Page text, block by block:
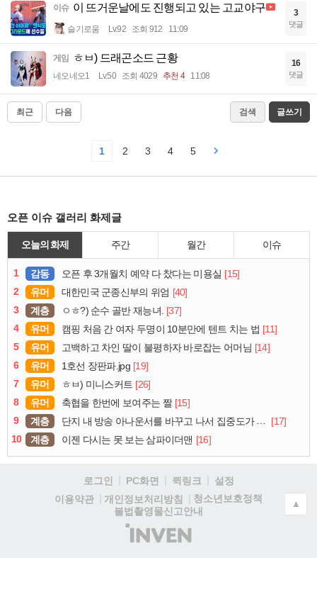
이슈 이 뜨거운날에도 진행되고 있는 고교야구
슬기로움 Lv.92 조회 912 11:09
3
댓글
게임 ㅎㅂ) 드래곤소드 근황
네오네오1 Lv.50 조회 4029 추천 4 11:08
16
댓글
최근 다음 검색 글쓰기
1 2 3 4 5
오픈 이슈 갤러리 화제글
오늘의 화제 주간 월간 이슈
1 감동 오픈 후 3개월치 예약 다 찼다는 미용실 [15]
2
유머 대한민국 군종신부의 위엄 [40]
3
계층 ㅇㅎ?) 순수 골반 재능녀. [37]
4
유머 캠핑 처음 간 여자 두명이 10분만에 텐트 치는 법 [11]
5
유머 고백하고 차인 딸이 불평하자 바로잡는 어머님 [14]
6
유머 1호선 장판파.jpg [19]
7
유머 ㅎㅂ) 미니스커트 [26]
8
유머 축협을 한번에 보여주는 짤 [15]
9
계층 단지 내 방송 아나운서를 바꾸고 나서 집중도가 확 올라갔다는 한 아파트의 안내방송
[17]
10
계층 이젠 다시는 못 보는 삼파이더맨 [16]
로그인 PC화면 퀵링크
설정
이용약관
개인정보처리방침
청소년보호정책
불법촬영물신고안내
(주)
인
▲